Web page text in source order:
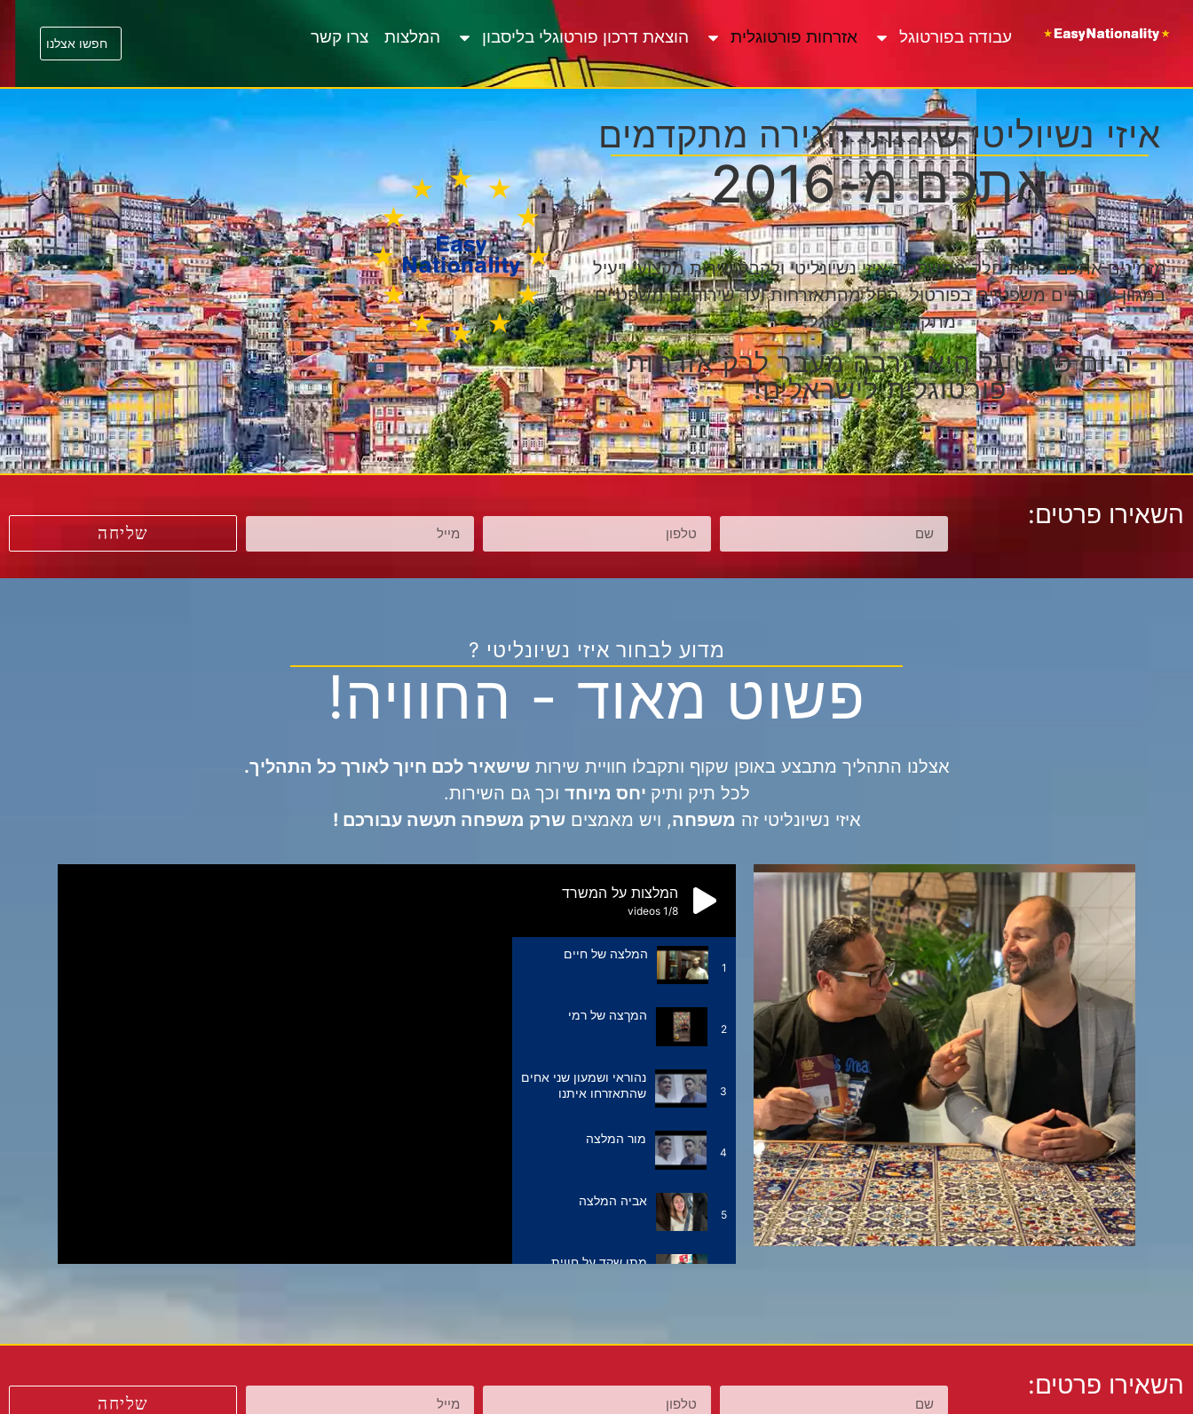
עבודה בפורטוגל אזרחות פורטוגלית הוצאת דרכון פורטוגלי בליסבון המלצות צרו קשר
איזי נשיוליטי שירותי הגירה מתקדמים
אתכם מ-2016
מזמינים אתכם להיות חלק ממשפחת איזי נשיונליטי ולקבל שירות מקצועי ויעיל
במגוון שירותיים משפטיים בפורטול, החל מהתאזרחות ועד שירותיים משפטיים
מתקדמים בפורטוגל.
היום פורטוגל היא הרבה מעבר לרק אזרחות
פורטוגלית לישראלים!
השאירו פרטים:
שליחה
מדוע לבחור איזי נשיונליטי ?
פשוט מאוד - החוויה!
אצלנו התהליך מתבצע באופן שקוף ותקבלו חוויית שירותשישאיר לכם חיוך לאורך כל התהליך.
לכל תיק ותיק יחס מיוחד וכך גם השירות.
איזי נשיונליטי זה משפחה, ויש מאמציםשרק משפחה תעשה עבורכם !
המלצות על המשרד
1 /8
videos
1
המלצה של חיים
2
המךצה של רמי
3
נהוראי ושמעון שני אחים
שהתאזרחו איתנו
4
מור המלצה
5
אביה המלצה
מתן שקד על חווית
אריאל שולח לנו סרטון
השאירו פרטים:
שליחה